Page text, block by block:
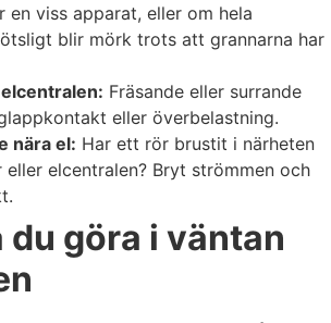
viss apparat, eller om hela
blir mörk trots att grannarna har
Fräsande eller surrande
eller överbelastning.
nära el: Har ett rör brustit i närheten
eller elcentralen? Bryt strömmen och
du göra i väntan